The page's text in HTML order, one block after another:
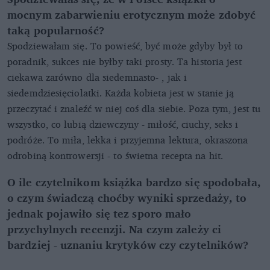
mocnym zabarwieniu erotycznym może zdobyć
taką popularność?
Spodziewałam się. To powieść, być może gdyby był to
poradnik, sukces nie byłby taki prosty. Ta historia jest
ciekawa zarówno dla siedemnasto- , jak i
siedemdziesięciolatki. Każda kobieta jest w stanie ją
przeczytać i znaleźć w niej coś dla siebie. Poza tym, jest tu
wszystko, co lubią dziewczyny - miłość, ciuchy, seks i
podróże. To miła, lekka i przyjemna lektura, okraszona
odrobiną kontrowersji - to świetna recepta na hit.
O ile czytelnikom książka bardzo się spodobała,
o czym świadczą choćby wyniki sprzedaży, to
jednak pojawiło się tez sporo mało
przychylnych recenzji. Na czym zależy ci
bardziej - uznaniu krytyków czy czytelników?